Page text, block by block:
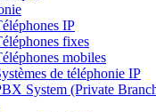
IP
fixes
mobiles
de téléphonie IP
System (Private